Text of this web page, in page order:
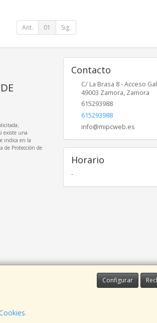
Ant. 01 Sig.
Configurar
.
existe una
indica en la
de Protección de
Contacto
C/ La Brasa 8 - Acceso
49003 Zamora, Zamora
615293988
615293988
info@mipcweb.es
Horario
-